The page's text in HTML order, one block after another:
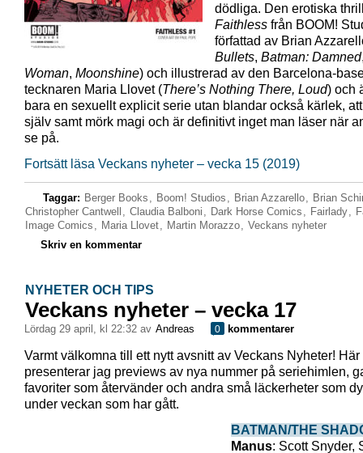
dödliga. Den erotiska
Faithless från BOOM!
författad av Brian
Bullets, Batman: Damned
Woman, Moonshine) och illustrerad av den Barcelona-
tecknaren Maria Llovet (There’s Nothing There, Loud) och
bara en sexuellt explicit serie utan blandar också kärlek,
själv samt mörk magi och är definitivt inget man läser när
se på.
Fortsätt läsa Veckans nyheter – vecka 15 (2019)
Taggar: Berger Books , Boom! Studios , Brian Azzarello, Brian
Christopher Cantwell , Claudia Balboni , Dark Horse Comics , Fairlady,
Image Comics , Maria Llovet, Martin Morazzo, Veckans nyheter
Skriv en kommentar
NYHETER OCH TIPS
Veckans nyheter – vecka 17
lördag 29 april, kl 22:32 av Andreas 0 kommentarer
Varmt välkomna till ett nytt avsnitt av Veckans Nyheter! Här
presenterar jag previews av nya nummer på seriehimlen,
favoriter som återvänder och andra små läckerheter som
under veckan som har gått.
BATMAN/THE
Manus: Scott Snyder,